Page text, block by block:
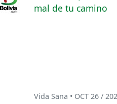
Vida Sana • OCT 26 /